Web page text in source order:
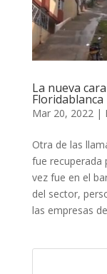
La nueva
Floridablanca
Mar 20, 2022 |
Otra de las
fue recuperada
vez fue en el
del sector,
las empresas